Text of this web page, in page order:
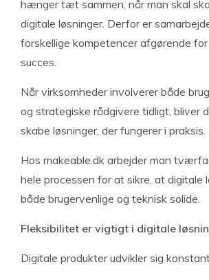
hænger tæt sammen, når man skal
digitale løsninger. Derfor er
forskellige kompetencer afgørende
succes.
Når virksomheder involverer både
og strategiske rådgivere tidligt, bliver
skabe løsninger, der fungerer i praksis.
Hos makeable.dk arbejder man
hele processen for at sikre, at digitale
både brugervenlige og teknisk solide.
Fleksibilitet er vigtigt i digitale
Digitale produkter udvikler sig